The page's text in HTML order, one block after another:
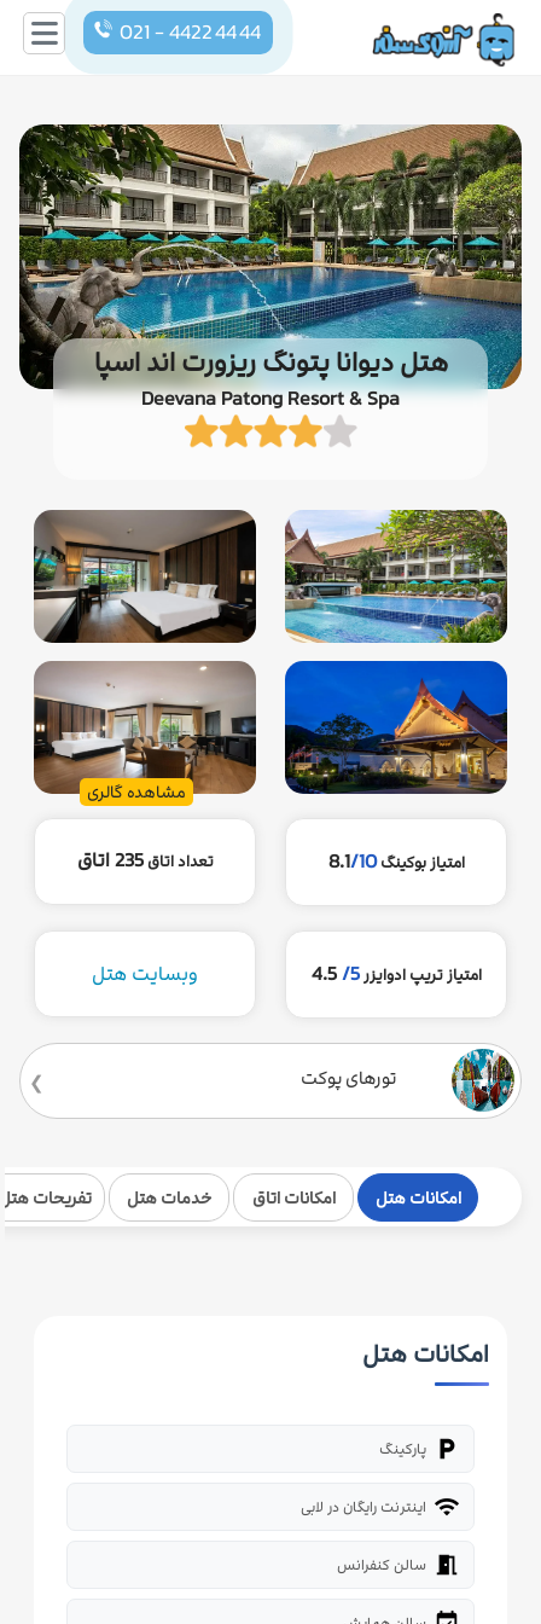
021 - 4422 44 44
هتل دیوانا پتونگ ریزورت اند اسپا
Deevana Patong Resort & Spa
مشاهده گالری
امتیاز بوکینگ 8.1/10 تعداد اتاق235 اتاق
امتیاز تریپ ادوایزر5/
4.5 وبسایت هتل
تورهای پوکت
امکانات هتل امکانات اتاق خدمات هتل تفریحات
امکانات هتل
local_parking پارکینگ
wifi اینترنت رایگان در لابی
meeting_room سالن کنفرانس